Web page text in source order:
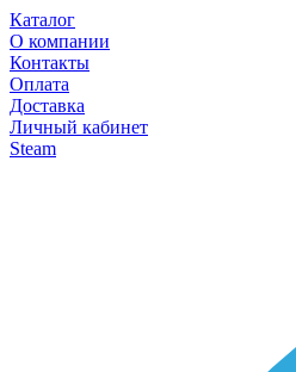
Каталог
О компании
Контакты
Оплата
Доставка
Личный кабинет
Steam